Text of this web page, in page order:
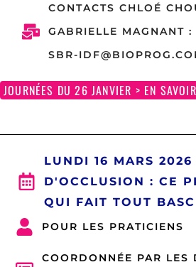
CONTACTS CHLOÉ
GABRIELLE MAGNANT :
SBR-
JOURNÉES DU 26 JANVIER > EN
LUNDI 16 MARS
D'OCCLUSION : CE
QUI FAIT TOUT
POUR LES PRATICIENS
COORDONNÉE PAR LES